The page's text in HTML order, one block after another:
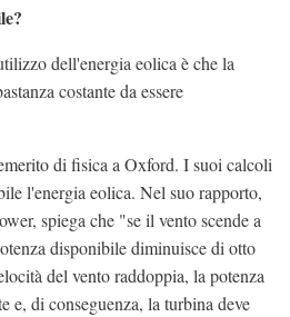
dell'energia eolica è che la
costante da essere
di fisica a Oxford. I suoi calcoli
l'energia eolica. Nel suo rapporto,
spiega che "se il vento scende a
disponibile diminuisce di otto
del vento raddoppia, la potenza
e, di conseguenza, la turbina deve